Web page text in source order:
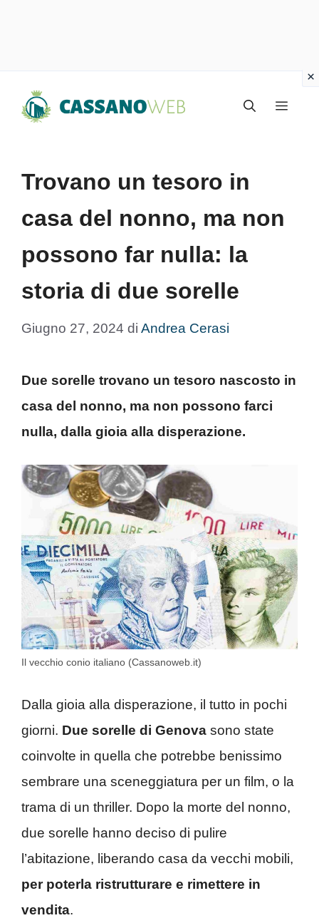
Menu
Trovano un tesoro in
casa del nonno, ma non
possono far nulla: la
storia di due sorelle
Giugno 27, 2024 di Andrea Cerasi
Due sorelle trovano un tesoro nascosto in
casa del nonno, ma non possono farci
nulla, dalla gioia alla disperazione.
Il vecchio conio italiano (Cassanoweb.it)
Dalla gioia alla disperazione, il tutto in pochi
giorni. Due sorelle di Genova sono state
coinvolte in quella che potrebbe benissimo
sembrare una sceneggiatura per un film, o la
trama di un thriller. Dopo la morte del nonno,
due sorelle hanno deciso di pulire
l’abitazione, liberando casa da vecchi mobili,
per poterla ristrutturare e rimettere in
vendita.